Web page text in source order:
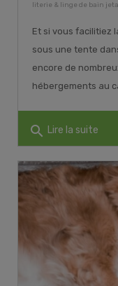
literie & linge de bain
Et si vous facilitiez
sous une tente
encore de
hébergements au
search Lire la suite